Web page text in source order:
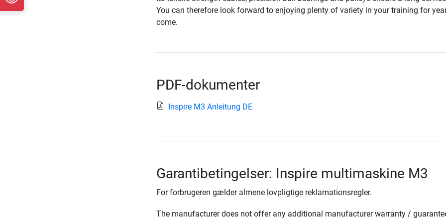
You can therefore look forward to enjoying plenty of variety in your training for
come.
PDF-dokumenter
Inspire M3 Anleitung DE
Garantibetingelser: Inspire multimaskine M3
For forbrugeren gælder almene lovpligtige reklamationsregler.
The manufacturer does not offer any additional manufacturer warranty /